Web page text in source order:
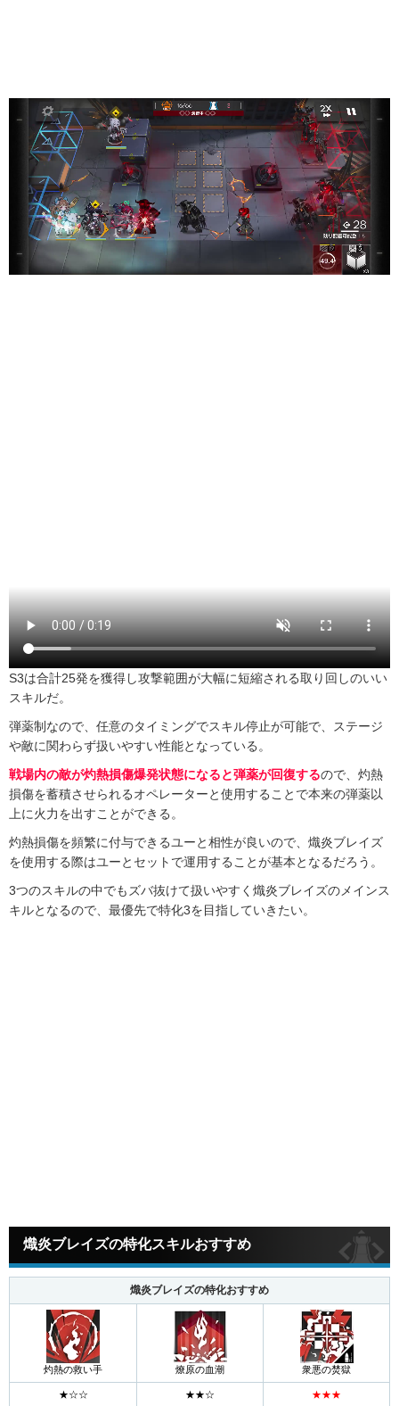
S3は合計25発を獲得し攻撃範囲が大幅に短縮される取り回しのいい
スキルだ。
弾薬制なので、任意のタイミングでスキル停止が可能で、ステージ
や敵に関わらず扱いやすい性能となっている。
戦場内の敵が灼熱損傷爆発状態になると弾薬が回復するので、灼熱
損傷を蓄積させられるオペレーターと使用することで本来の弾薬以
上に火力を出すことができる。
灼熱損傷を頻繁に付与できるユーと相性が良いので、熾炎ブレイズ
を使用する際はユーとセットで運用することが基本となるだろう。
3つのスキルの中でもズバ抜けて扱いやすく熾炎ブレイズのメインス
キルとなるので、最優先で特化3を目指していきたい。
熾炎ブレイズの特化スキルおすすめ
熾炎ブレイズの特化おすすめ
灼熱の救い手 燎原の血潮 衆悪の焚獄